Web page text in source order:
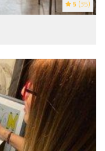
5 (35)